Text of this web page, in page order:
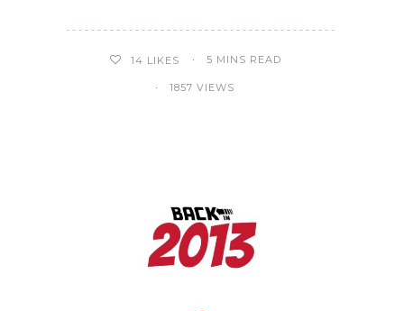
14 LIKES 5 MINS READ
1857 VIEWS